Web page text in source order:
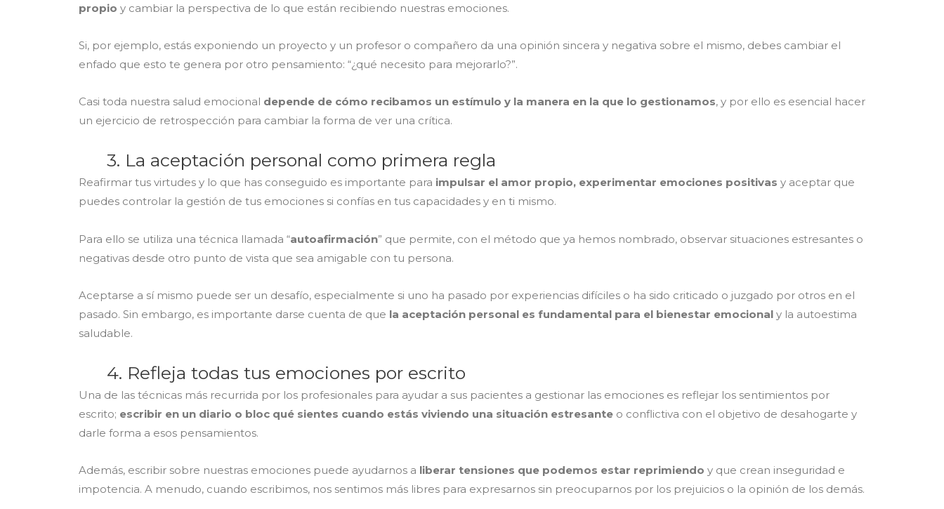
propio y cambiar la perspectiva de lo que están recibiendo nuestras emociones.
Si, por ejemplo, estás exponiendo un proyecto y un profesor o compañero da una opinión sincera y negativa sobre el mismo, debes cambiar el
enfado que esto te genera por otro pensamiento: “¿qué necesito para mejorarlo?”.
Casi toda nuestra salud emocional depende de cómo recibamos un estímulo y la manera en la que lo gestionamos, y por ello es esencial hacer
un ejercicio de retrospección para cambiar la forma de ver una crítica.
3. La aceptación personal como primera regla
Reafirmar tus virtudes y lo que has conseguido es importante para impulsar el amor propio, experimentar emociones positivas y aceptar que
puedes controlar la gestión de tus emociones si confías en tus capacidades y en ti mismo.
Para ello se utiliza una técnica llamada “autoafirmación” que permite, con el método que ya hemos nombrado, observar situaciones estresantes o
negativas desde otro punto de vista que sea amigable con tu persona.
Aceptarse a sí mismo puede ser un desafío, especialmente si uno ha pasado por experiencias difíciles o ha sido criticado o juzgado por otros en el
pasado. Sin embargo, es importante darse cuenta de que la aceptación personal es fundamental para el bienestar emocional y la autoestima
saludable.
4. Refleja todas tus emociones por escrito
Una de las técnicas más recurrida por los profesionales para ayudar a sus pacientes a gestionar las emociones es reflejar los sentimientos por
escrito; escribir en un diario o bloc qué sientes cuando estás viviendo una situación estresante o conflictiva con el objetivo de desahogarte y
darle forma a esos pensamientos.
Además, escribir sobre nuestras emociones puede ayudarnos a liberar tensiones que podemos estar reprimiendo y que crean inseguridad e
impotencia. A menudo, cuando escribimos, nos sentimos más libres para expresarnos sin preocuparnos por los prejuicios o la opinión de los demás.